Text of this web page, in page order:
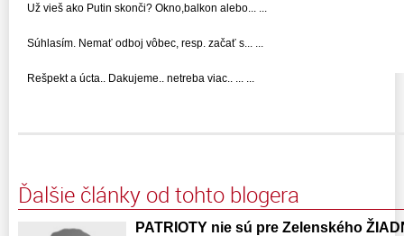
Už vieš ako Putin skonči? Okno,balkon alebo... ...
Súhlasím. Nemať odboj vôbec, resp. začať s... ...
Rešpekt a úcta.. Dakujeme.. netreba viac.. ... ...
Ďalšie články od tohto blogera
PATRIOTY nie sú pre Zelenského